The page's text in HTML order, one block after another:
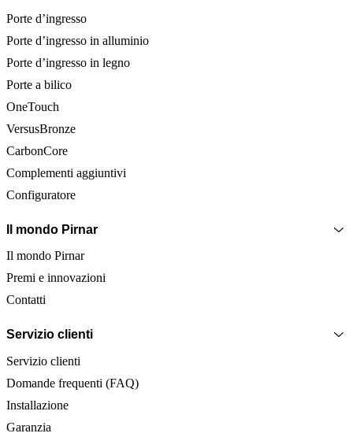
Porte d’ingresso
Porte d’ingresso in alluminio
Porte d’ingresso in legno
Porte a bilico
OneTouch
VersusBronze
CarbonCore
Complementi aggiuntivi
Configuratore
Il mondo Pirnar
Il mondo Pirnar
Premi e innovazioni
Contatti
Servizio clienti
Servizio clienti
Domande frequenti (FAQ)
Installazione
Garanzia